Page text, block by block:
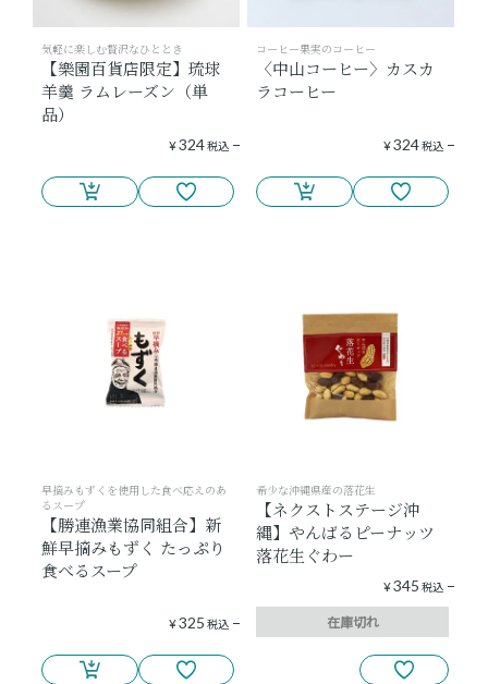
気軽に楽しむ贅沢なひととき
【樂園百貨店限定】琉球
羊羹 ラムレーズン（単
品）
¥324税込
コーヒー果実のコーヒー
〈中山コーヒー〉カスカ
ラコーヒー
¥324税込
早摘みもずくを使用した食べ応えのあ
るスープ
【勝連漁業協同組合】新
鮮早摘みもずく たっぷり
食べるスープ
¥325 税込
希少な沖縄県産の落花生
【ネクストステージ沖
縄】やんばるピーナッツ
落花生ぐわー
¥345 税込
在庫切れ